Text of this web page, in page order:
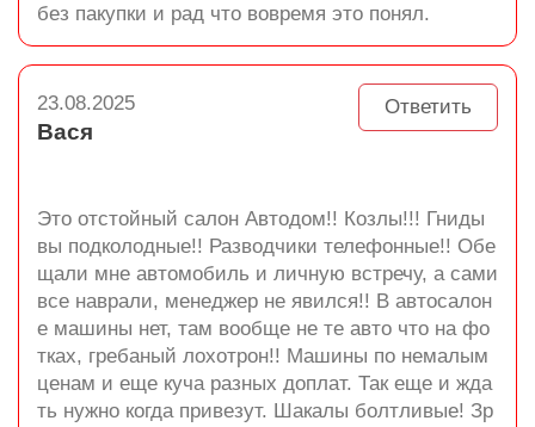
без пакупки и рад что вовремя это понял.
Ответить
23.08.2025
Вася
Это отстойный салон Автодом!! Козлы!!! Гниды
вы подколодные!! Разводчики телефонные!! Обе
щали мне автомобиль и личную встречу, а сами
все наврали, менеджер не явился!! В автосалон
е машины нет, там вообще не те авто что на фо
тках, гребаный лохотрон!! Машины по немалым
ценам и еще куча разных доплат. Так еще и жда
ть нужно когда привезут. Шакалы болтливые! Зр